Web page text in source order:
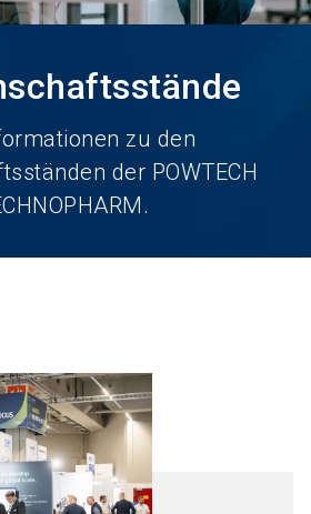
zu den
der POWTECH